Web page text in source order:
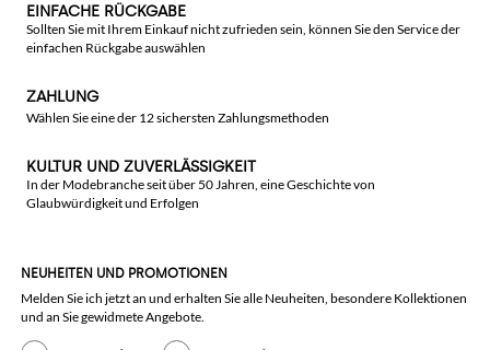
EINFACHE RÜCKGABE
Sollten Sie mit Ihrem Einkauf nicht zufrieden sein, können Sie den Service der
einfachen Rückgabe auswählen
ZAHLUNG
Wählen Sie eine der 12 sichersten Zahlungsmethoden
KULTUR UND ZUVERLÄSSIGKEIT
In der Modebranche seit über 50 Jahren, eine Geschichte von
Glaubwürdigkeit und Erfolgen
NEUHEITEN UND PROMOTIONEN
Melden Sie ich jetzt an und erhalten Sie alle Neuheiten, besondere Kollektionen
und an Sie gewidmete Angebote.